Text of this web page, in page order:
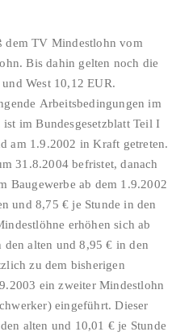
dem TV Mindestlohn vom
Bis dahin gelten noch die
West 10,12 EUR.
Arbeitsbedingungen im
im Bundesgesetzblatt Teil I
am 1.9.2002 in Kraft getreten.
31.8.2004 befristet, danach
Baugewerbe ab dem 1.9.2002
und 8,75 € je Stunde in den
erhöhen sich ab
alten und 8,95 € in den
zu dem bisherigen
ein zweiter Mindestlohn
eingeführt. Dieser
alten und 10,01 € je Stunde